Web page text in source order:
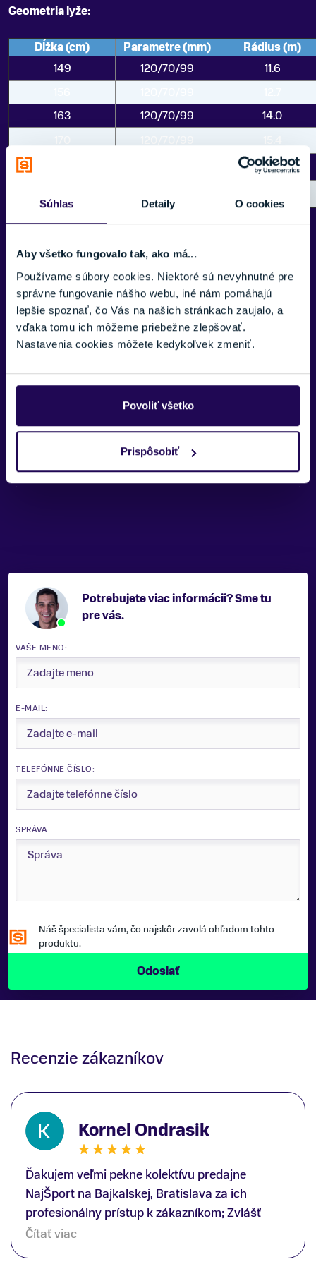
Súhlas Detaily O cookies
Aby všetko fungovalo tak, ako má...
Používame súbory cookies. Niektoré sú nevyhnutné pre
správne fungovanie nášho webu, iné nám pomáhajú
lepšie spoznať, čo Vás na našich stránkach zaujalo, a
vďaka tomu ich môžeme priebežne zlepšovať.
Nastavenia cookies môžete kedykoľvek zmeniť.
Povoliť všetko
Prispôsobiť
Geometria lyže:
Dĺžka (cm) Parametre (mm)
Rádius (m)
149
120/70/99
11.6
163
120/70/99
14.0
16.8
Lyžovanie
PARAMETRE
CENA VRÁTANE VIAZANIA
POHLAVIE
ÚROVEŇ LYŽIARA
VÝSTUŽ LYŽE
Drevené, Titanalová výstuž
TYP LYŽE
Veľký oblúk
Sandwich, Turtle Shell
TYP VIAZANIA
ŠÍRKA LYŽÍ POD VIAZANÍM
70mm
FARBA
Čierna, Zelená
PROFIL LYŽE
ZNAČKA
Stöckli
Zobraziť menej
Zobraziť viac
Potrebujete viac informácii? Sme tu
pre vás.
VAŠE MENO:
E-MAIL:
TELEFÓNNE ČÍSLO:
SPRÁVA:
Náš špecialista vám, čo najskôr zavolá ohľadom tohto
produktu.
Recenzie zákazníkov
Kornel Ondrasik
Ďakujem veľmi pekne kolektívu predajne
NajŠport na Bajkalskej, Bratislava za ich
profesionálny prístup k zákazníkom; Zvlášť
ďakujem špecialistovi Martinovi Gunišovi za
Čítať viac